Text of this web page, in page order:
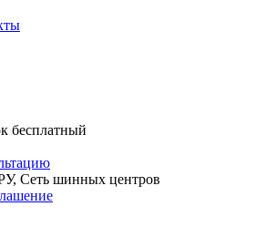
бесплатный
Сеть шинных центров